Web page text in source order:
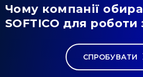
Чому компанії
SOFTICO для роботи
СПРОБУВАТИ